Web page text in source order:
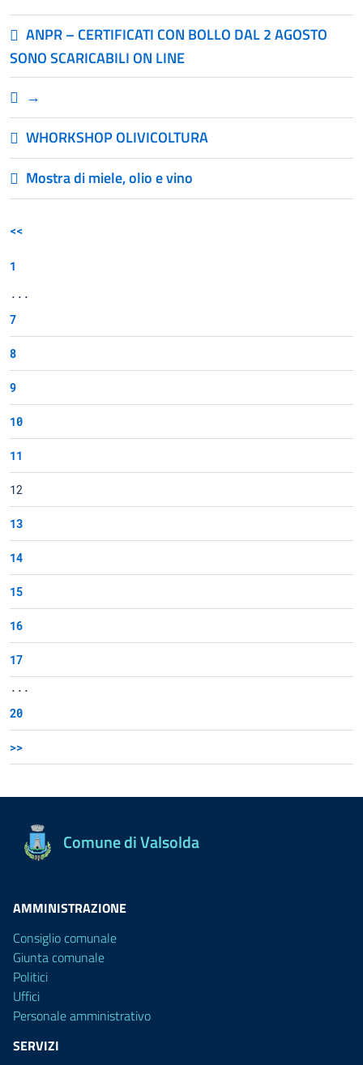
ANPR – CERTIFICATI CON BOLLO DAL 2 AGOSTO
SONO SCARICABILI ON LINE
→
WHORKSHOP OLIVICOLTURA
Mostra di miele, olio e vino
<<
1
...
7
8
9
10
11
12
13
14
15
16
17
...
20
>>
Comune di Valsolda
AMMINISTRAZIONE
Consiglio comunale
Giunta comunale
Politici
Uffici
Personale amministrativo
SERVIZI